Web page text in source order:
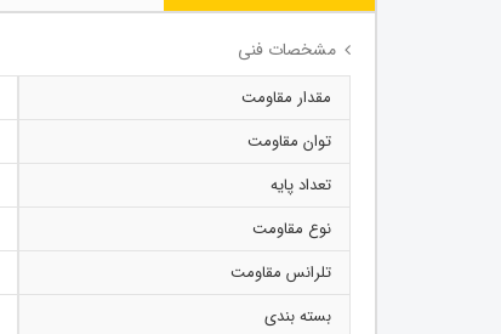
مشخصات فنی
مقدار مقاومت
توان مقاومت
تعداد پایه
نوع مقاومت
تلرانس مقاومت
بسته بندی